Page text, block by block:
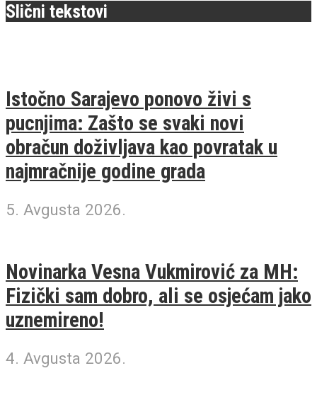
Slični tekstovi
Istočno Sarajevo ponovo živi s
pucnjima: Zašto se svaki novi
obračun doživljava kao povratak u
najmračnije godine grada
5. Avgusta 2026.
Novinarka Vesna Vukmirović za MH:
Fizički sam dobro, ali se osjećam jako
uznemireno!
4. Avgusta 2026.